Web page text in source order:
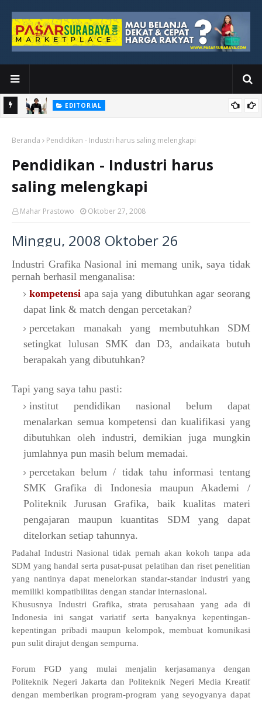
EDITORIAL
Beranda Pendidikan - Industri harus saling melengkapi
Pendidikan - Industri harus
saling melengkapi
Mahar Prastowo Oktober 27, 2008
Minggu, 2008 Oktober 26
Industri Grafika Nasional ini memang unik, saya tidak
pernah berhasil menganalisa:
kompetensi apa saja yang dibutuhkan agar seorang
dapat link & match dengan percetakan?
percetakan manakah yang membutuhkan SDM
setingkat lulusan SMK dan D3, andaikata butuh
berapakah yang dibutuhkan?
Tapi yang saya tahu pasti:
institut pendidikan nasional belum dapat
menalarkan semua kompetensi dan kualifikasi yang
dibutuhkan oleh industri, demikian juga mungkin
jumlahnya pun masih belum memadai.
percetakan belum / tidak tahu informasi tentang
SMK Grafika di Indonesia maupun Akademi /
Politeknik Jurusan Grafika, baik kualitas materi
pengajaran maupun kuantitas SDM yang dapat
ditelorkan setiap tahunnya.
Padahal Industri Nasional tidak pernah akan kokoh tanpa ada
SDM yang handal serta pusat-pusat pelatihan dan riset penelitian
yang nantinya dapat menelorkan standar-standar industri yang
memiliki kompatibilitas dengan standar internasional.
Khususnya Industri Grafika, strata perusahaan yang ada di
Indonesia ini sangat variatif serta banyaknya kepentingan-
kepentingan pribadi maupun kelompok, membuat komunikasi
pun sulit dirajut dengan sempurna.
Forum FGD yang mulai menjalin kerjasamanya dengan
Politeknik Negeri Jakarta dan Politeknik Negeri Media Kreatif
dengan memberikan program-program yang seyogyanya dapat